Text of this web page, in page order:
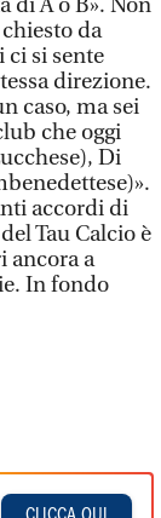
da
ci si sente
direzione.
caso, ma sei
che oggi
Di
accordi di
Tau Calcio è
ancora a
In fondo